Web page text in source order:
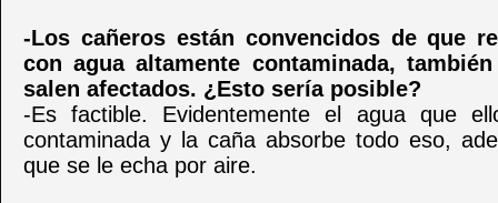
-Los cañeros están convencidos de que
con agua altamente contaminada,
salen afectados. ¿Esto sería posible?
-Es factible. Evidentemente el agua que
contaminada y la caña absorbe todo eso,
que se le echa por aire.